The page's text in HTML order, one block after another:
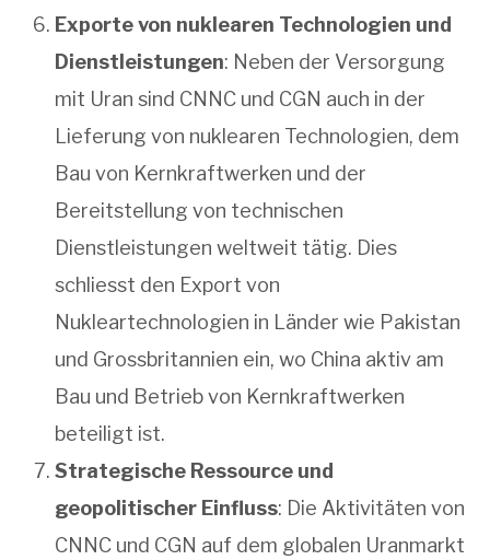
Exporte von nuklearen Technologien und
Dienstleistungen: Neben der Versorgung
mit Uran sind CNNC und CGN auch in der
Lieferung von nuklearen Technologien, dem
Bau von Kernkraftwerken und der
Bereitstellung von technischen
Dienstleistungen weltweit tätig. Dies
schliesst den Export von
Nukleartechnologien in Länder wie Pakistan
und Grossbritannien ein, wo China aktiv am
Bau und Betrieb von Kernkraftwerken
beteiligt ist.
Strategische Ressource und
geopolitischer Einfluss: Die Aktivitäten von
CNNC und CGN auf dem globalen Uranmarkt